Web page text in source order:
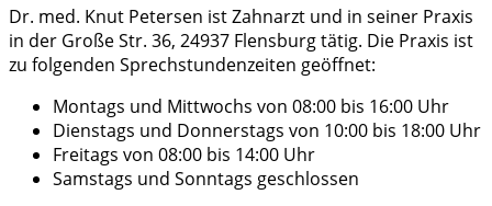
Dr. med. Knut Petersen ist Zahnarzt und in seiner Praxis
in der Große Str. 36, 24937 Flensburg tätig. Die Praxis ist
zu folgenden Sprechstundenzeiten geöffnet:
Montags und Mittwochs von 08:00 bis 16:00 Uhr
Dienstags und Donnerstags von 10:00 bis 18:00 Uhr
Freitags von 08:00 bis 14:00 Uhr
Samstags und Sonntags geschlossen